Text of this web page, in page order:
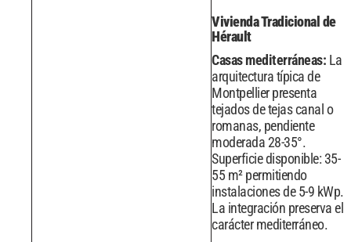
Vivienda Tradicional de
Hérault
Casas mediterráneas: La
arquitectura típica de
Montpellier presenta
tejados de tejas canal o
romanas, pendiente
moderada 28-35°.
Superficie disponible: 35-
55 m² permitiendo
instalaciones de 5-9 kWp.
La integración preserva el
carácter mediterráneo.